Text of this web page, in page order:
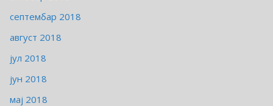
септембар 2018
август 2018
јул 2018
јун 2018
мај 2018